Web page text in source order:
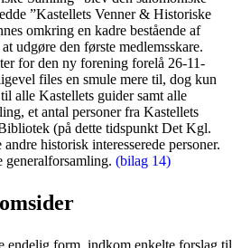
”Kastellets Venner & Historiske
omkring en kadre bestående af
udgøre den første medlemsskare.
for den ny forening forelå 26-11-
files en smule mere til, dog kun
alle Kastellets guider samt alle
et antal personer fra Kastellets
(på dette tidspunkt Det Kgl.
historisk interesserede personer.
generalforsamling. (bilag 14)
endelig form, indkom enkelte forslag til